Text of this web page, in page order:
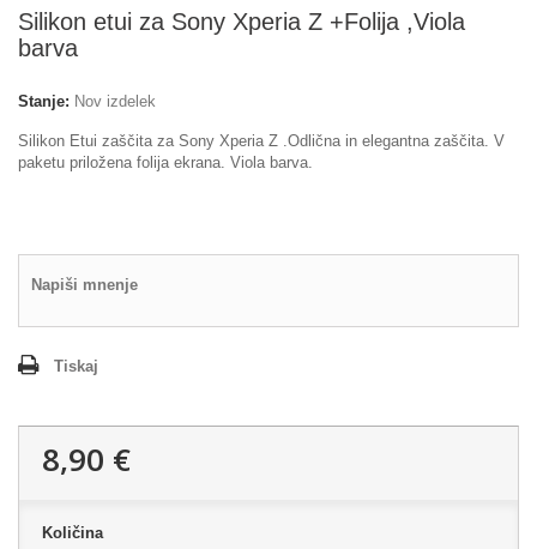
Silikon etui za Sony Xperia Z +Folija ,Viola
barva
Stanje: Nov izdelek
Silikon Etui zaščita za Sony Xperia Z .Odlična in elegantna zaščita. V
paketu priložena folija ekrana. Viola barva.
Napiši mnenje
Tiskaj
8,90 €
Količina